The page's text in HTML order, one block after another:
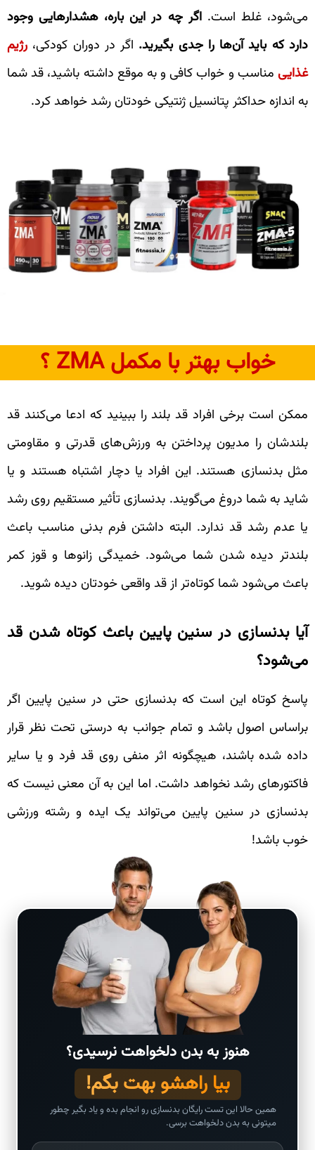
می‌شود، غلط است.اگر چه در این باره، هشدارهایی وجود
دارد که باید آن‌ها را جدی بگیرید. اگر در دوران کودکی، رژیم
غذایی مناسب و خواب کافی و به موقع داشته باشید، قد شما
به اندازه حداکثر پتانسیل ژنتیکی خودتان رشد خواهد کرد.
خواب بهتر با مکمل ZMA ؟
ممکن است برخی افراد قد بلند را ببینید که ادعا می‌کنند قد
بلندشان را مدیون پرداختن به ورزش‌های قدرتی و مقاومتی
مثل بدنسازی هستند. این افراد یا دچار اشتباه هستند و یا
شاید به شما دروغ می‌گویند. بدنسازی تأثیر مستقیم روی رشد
یا عدم رشد قد ندارد. البته داشتن فرم بدنی مناسب باعث
بلندتر دیده شدن شما می‌شود. خمیدگی زانوها و قوز کمر
باعث می‌شود شما کوتاه‌تر از قد واقعی خودتان دیده شوید.
آیا بدنسازی در سنین پایین باعث کوتاه شدن قد
می‌شود؟
پاسخ کوتاه این است که بدنسازی حتی در سنین پایین اگر
براساس اصول باشد و تمام جوانب به درستی تحت نظر قرار
داده شده باشند، هیچگونه اثر منفی روی قد فرد و یا سایر
فاکتورهای رشد نخواهد داشت. اما این به آن معنی نیست که
بدنسازی در سنین پایین می‌تواند یک ایده و رشته ورزشی
خوب باشد!
هنوز به بدن دلخواهت نرسیدی؟
بیا راهشو بهت بگم!
همین حالا این تست رایگان بدنسازی رو انجام بده و یاد بگیر چطور
میتونی به بدن دلخواهت برسی.